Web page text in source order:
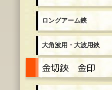
ロングアーム鋏
大角波用・大波用鋏